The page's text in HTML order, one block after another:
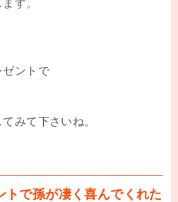
す。
ゼントで
みて下さいね。
トで孫が凄く喜んでくれた